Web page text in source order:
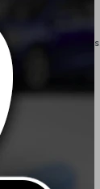
de neumáticos.